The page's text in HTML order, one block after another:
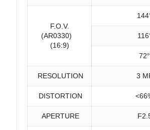
F.O.V.
(AR0330)
(16:9)
72°
RESOLUTION 3
DISTORTION
APERTURE